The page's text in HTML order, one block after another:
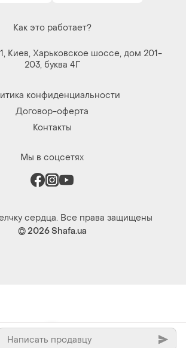
Как это работает?
Киев, Харьковское шоссе, дом 201-
203, буква 4Г
конфиденциальности
Договор-оферта
Контакты
Мы в соцсетях
сердца. Все права защищены
© 2026Shafa.ua